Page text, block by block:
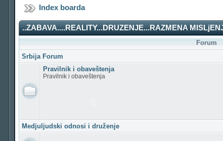
Index boarda
..ZABAVA....REALITY...DRUZENJE...RAZMENA
Forum
Srbija Forum
Pravilnik i obaveštenja
Pravilnik i obaveštenja
Medjuljudski odnosi i druženje